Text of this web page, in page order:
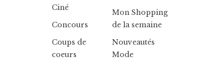
Ciné
Concours
Coups de
coeurs
Mon Shopping
de la semaine
Nouveautés
Mode